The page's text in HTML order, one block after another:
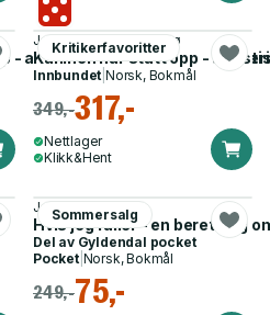
- alt jeg har lært om
Kritikerfavoritter
Johanne Nordby Wernø
Kaninen har stått opp -
Innbundet |Norsk, Bokmål
349,-317,-
Nettlager
Klikk&Hent
Sommersalg
Jan Grue
Hvis jeg faller - en beretning
Del av Gyldendal pocket
Pocket| Norsk, Bokmål
249,-75,-